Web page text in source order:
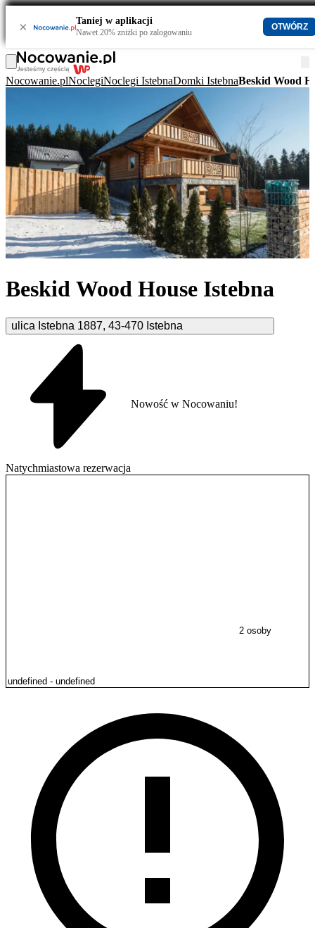
× Taniej w aplikacji
Nawet 20% zniżki po zalogowaniu
OTWÓRZ
Nocowanie.plNoclegiNoclegi IstebnaDomki IstebnaBeskid Wood
Beskid Wood House Istebna
ulica Istebna 1887, 43-470 Istebna
Natychmiastowa rezerwacja
Nowość w Nocowaniu!
2 osoby